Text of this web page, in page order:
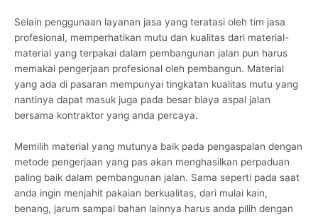
Selain penggunaan layanan jasa yang teratasi oleh tim jasa
profesional, memperhatikan mutu dan kualitas dari material-
material yang terpakai dalam pembangunan jalan pun harus
memakai pengerjaan profesional oleh pembangun. Material
yang ada di pasaran mempunyai tingkatan kualitas mutu yang
nantinya dapat masuk juga pada besar biaya aspal jalan
bersama kontraktor yang anda percaya.
Memilih material yang mutunya baik pada pengaspalan dengan
metode pengerjaan yang pas akan menghasilkan perpaduan
paling baik dalam pembangunan jalan. Sama seperti pada saat
anda ingin menjahit pakaian berkualitas, dari mulai kain,
benang, jarum sampai bahan lainnya harus anda pilih dengan